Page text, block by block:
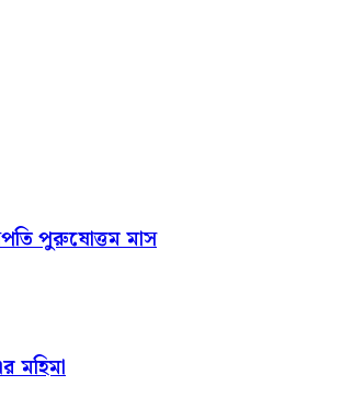
পুরুষোত্তম মাস
মহিমা